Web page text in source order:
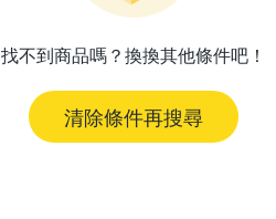
找不到商品嗎？換換其他條件吧！
清除條件再搜尋